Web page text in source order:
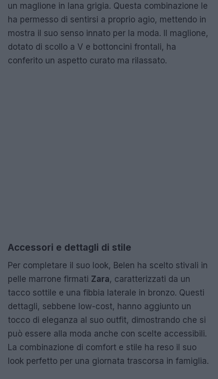
un maglione in lana grigia. Questa combinazione le
ha permesso di sentirsi a proprio agio, mettendo in
mostra il suo senso innato per la moda. Il maglione,
dotato di scollo a V e bottoncini frontali, ha
conferito un aspetto curato ma rilassato.
Accessori e dettagli di stile
Per completare il suo look, Belen ha scelto stivali in
pelle marrone firmati Zara, caratterizzati da un
tacco sottile e una fibbia laterale in bronzo. Questi
dettagli, sebbene low-cost, hanno aggiunto un
tocco di eleganza al suo outfit, dimostrando che si
può essere alla moda anche con scelte accessibili.
La combinazione di comfort e stile ha reso il suo
look perfetto per una giornata trascorsa in famiglia.